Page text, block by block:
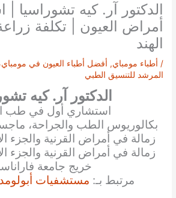
الدكتور آر. كيه تشوراسيا
أمراض العيون | تكلفة
الهند
/ أطباء مومباي, أفضل أطباء العيون في مومباي،
المرشد للتنسيق الطبي
الدكتور آر. كيه
استشاري أول في طب
بكالوريوس الطب والجراحة،
زمالة في أمراض القرنية والجزء
زمالة في أمراض القرنية والجزء
خريج جامعة
مرتبط بـ: مستشفيات